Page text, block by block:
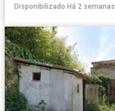
Disponibilizado Há 2 semanas